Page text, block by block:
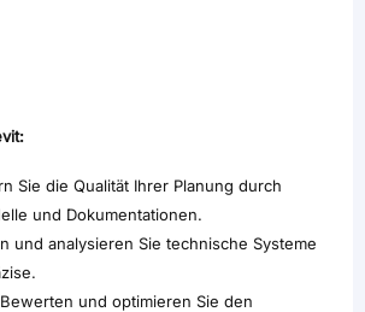
Sie die Qualität Ihrer Planung durch
und Dokumentationen.
und analysieren Sie technische Systeme
und optimieren Sie den